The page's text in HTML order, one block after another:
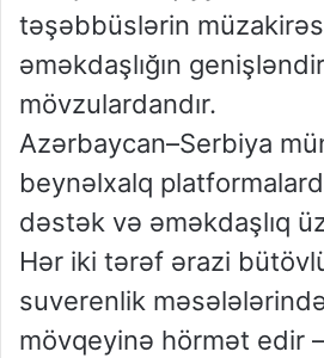
təşəbbüslərin
əməkdaşlığın
mövzulardandır.
Azərbaycan–Serbiya
beynəlxalq
dəstək və əməkdaşlıq
Hər iki tərəf ərazi
suverenlik
mövqeyinə hörmət edir